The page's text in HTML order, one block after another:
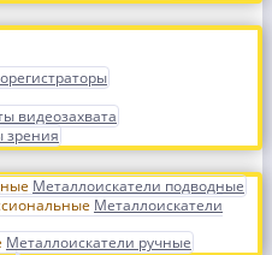
видеозахвата
зрения
Металлоискатели подводные
Металлоискатели
Металлоискатели ручные